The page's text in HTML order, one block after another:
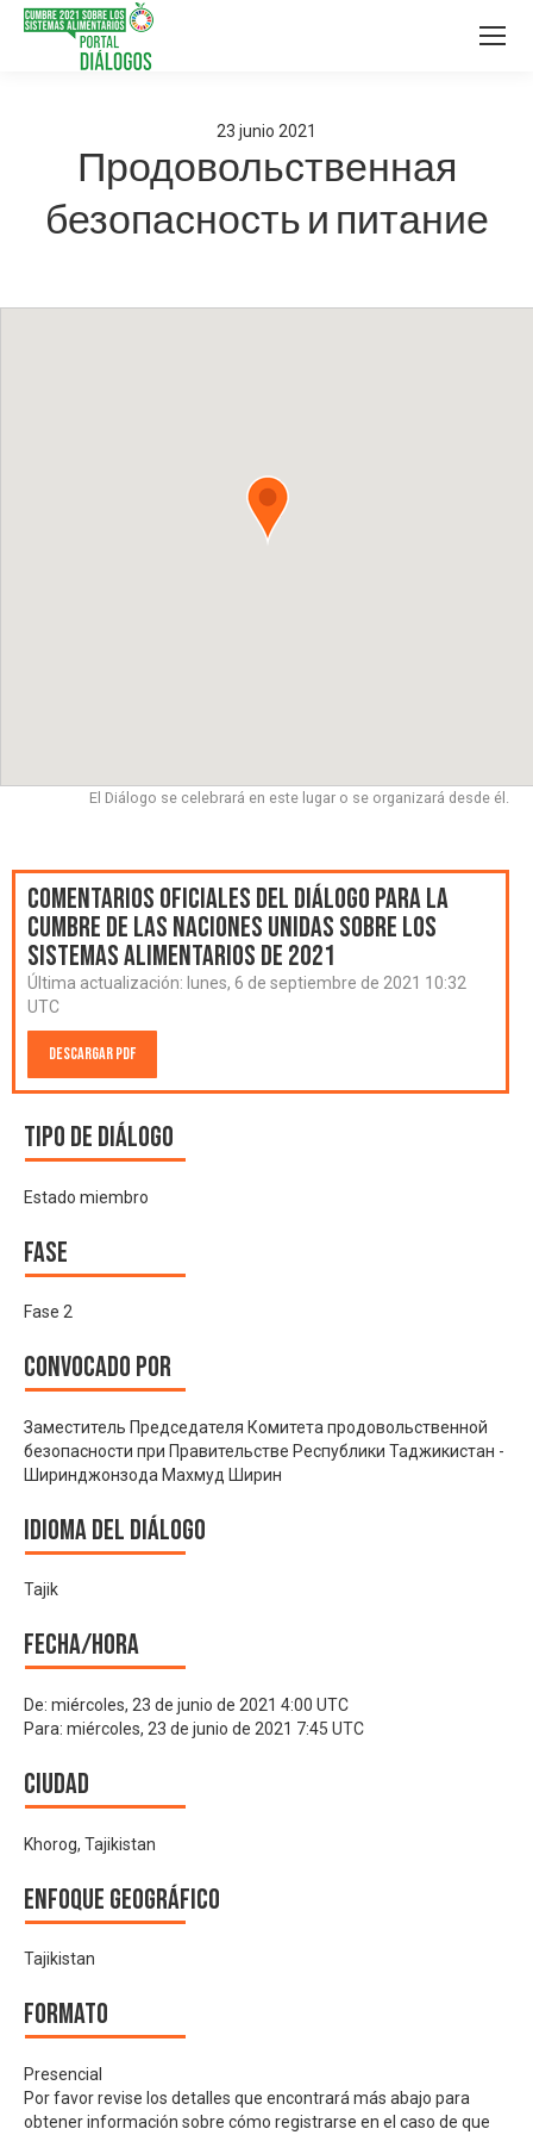
23 junio 2021
Продовольственная
безопасность и питание
El Diálogo se celebrará en este lugar o se organizará desde él.
Comentarios oficiales del Diálogo para la
Cumbre de las Naciones Unidas sobre los
Sistemas Alimentarios de 2021
Última actualización: lunes, 6 de septiembre de 2021 10:32
UTC
Descargar PDF
Tipo de diálogo
Estado miembro
Fase
Fase 2
Convocado por
Заместитель Председателя Комитета продовольственной
безопасности при Правительстве Республики Таджикистан -
Ширинджонзода Махмуд Ширин
Idioma del Diálogo
Tajik
Fecha/hora
De: miércoles, 23 de junio de 2021 4:00 UTC
Para: miércoles, 23 de junio de 2021 7:45 UTC
Ciudad
Khorog, Tajikistan
Enfoque geográfico
Tajikistan
Formato
Presencial
Por favor revise los detalles que encontrará más abajo para
obtener información sobre cómo registrarse en el caso de que